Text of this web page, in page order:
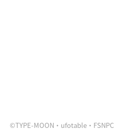
©TYPE-MOON・ufotable・FSNPC